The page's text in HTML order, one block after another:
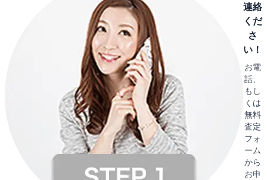
連絡
くだ
さ
い！
お電
話、
もし
くは
無料
査定
フォ
ーム
から
お申